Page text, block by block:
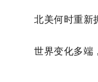
北美何时重新
世界变化多端